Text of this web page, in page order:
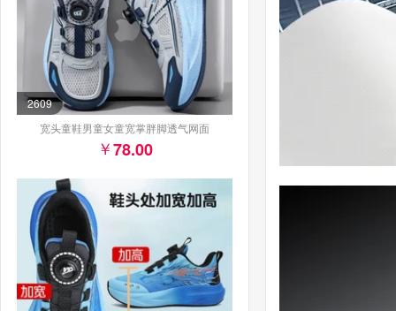
2609
宽头童鞋男童女童宽掌胖脚透气网面
78.00